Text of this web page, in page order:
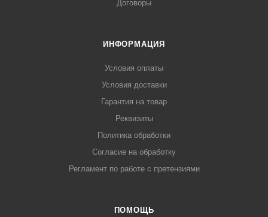
Договоры
ИНФОРМАЦИЯ
Условия оплаты
Условия доставки
Гарантия на товар
Реквизиты
Политика обработки
Согласие на обработку
Регламент по работе с претензиями
ПОМОЩЬ